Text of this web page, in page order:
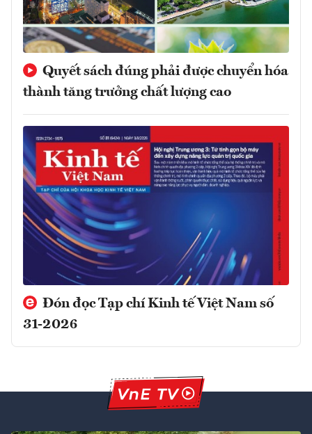
Quyết sách đúng phải được chuyển hóa
thành tăng trưởng chất lượng cao
Đón đọc Tạp chí Kinh tế Việt Nam số
31-2026